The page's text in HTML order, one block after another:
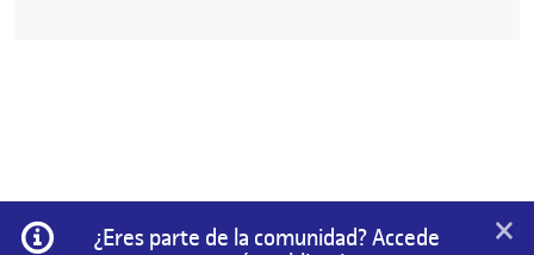
Información
¿Eres parte de la comunidad? Accede
×